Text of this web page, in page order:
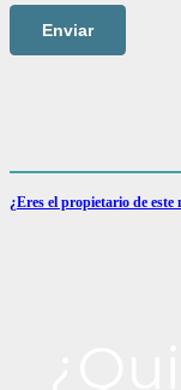
¿Eres el propietario de este